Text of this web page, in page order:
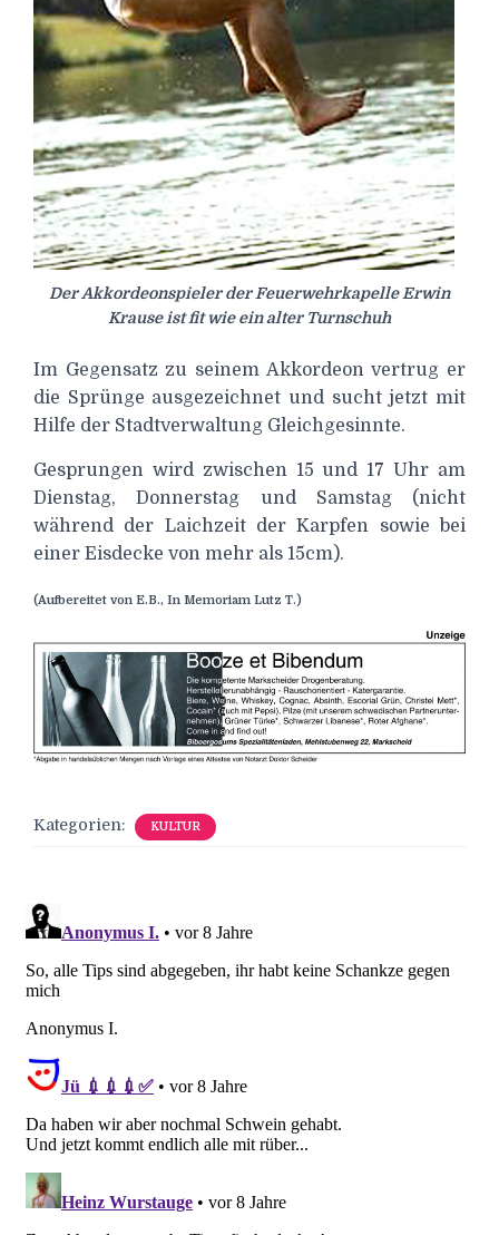
Der Akkordeonspieler der Feuerwehrkapelle Erwin
Krause ist fit wie ein alter Turnschuh
Im Gegensatz zu seinem Akkordeon vertrug er
die Sprünge ausgezeichnet und sucht jetzt mit
Hilfe der Stadtverwaltung Gleichgesinnte.
Gesprungen wird zwischen 15 und 17 Uhr am
Dienstag, Donnerstag und Samstag (nicht
während der Laichzeit der Karpfen sowie bei
einer Eisdecke von mehr als 15cm).
(Aufbereitet von E.B., In Memoriam Lutz T.)
Kategorien: KULTUR